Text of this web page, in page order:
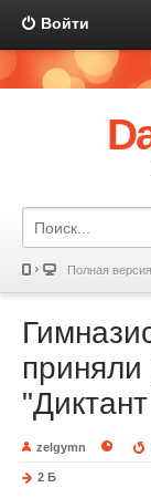
Войти
Полная
приняли
zelgymn
2 Б